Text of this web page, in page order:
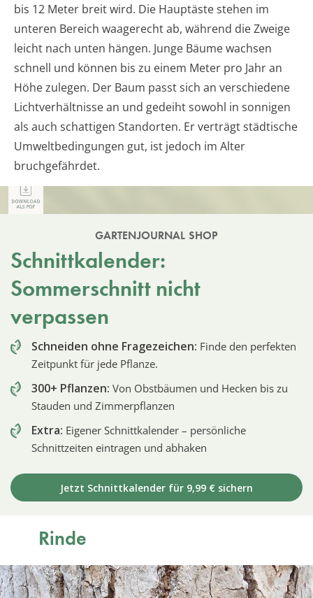
bis 12 Meter breit wird. Die Hauptäste stehen im
unteren Bereich waagerecht ab, während die Zweige
leicht nach unten hängen. Junge Bäume wachsen
schnell und können bis zu einem Meter pro Jahr an
Höhe zulegen. Der Baum passt sich an verschiedene
Lichtverhältnisse an und gedeiht sowohl in sonnigen
als auch schattigen Standorten. Er verträgt städtische
Umweltbedingungen gut, ist jedoch im Alter
bruchgefährdet.
GARTENJOURNAL SHOP
Schnittkalender:
Sommerschnitt nicht
verpassen
Schneiden ohne Fragezeichen: Finde den perfekten
Zeitpunkt für jede Pflanze.
300+ Pflanzen: Von Obstbäumen und Hecken bis zu
Stauden und Zimmerpflanzen
Extra: Eigener Schnittkalender – persönliche
Schnittzeiten eintragen und abhaken
Jetzt Schnittkalender für 9,99 € sichern
Rinde